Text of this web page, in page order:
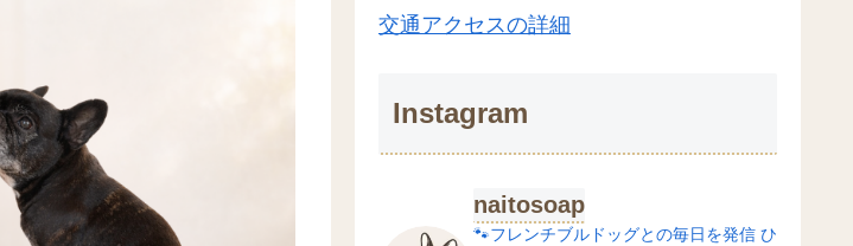
交通アクセスの詳細
Instagram
naitosoap
🐾フレンチブルドッグとの毎日を発信 ひ